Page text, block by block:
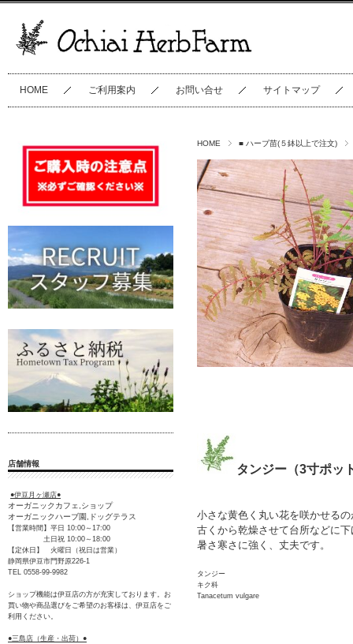
HOME ご利用案内 お問い合せ サイトマップ
HOME ■ ハーブ苗(５鉢以上で注文)
タンジー（3寸ポッ
小さな黄色く丸い花を咲かせる
古くから乾燥させて台所などに
暑さ寒さに強く、丈夫です。
タンジー
キク科
Tanacetum vulgare
店舗情報
●伊豆月ヶ瀬店●
オーガニックカフェ,ショップ
オーガニックハーブ園,ドッグテラス
【営業時間】平日 10:00～17:00
土日祝 10:00～18:00
【定休日】 火曜日（祝日は営業）
静岡県伊豆市門野原226-1
TEL 0558-99-9982
ショップ機能は伊豆店の方が充実しております。お
買い物や商品選びをご希望のお客様は、伊豆店をご
利用ください。
●三島店（生産・出荷）●